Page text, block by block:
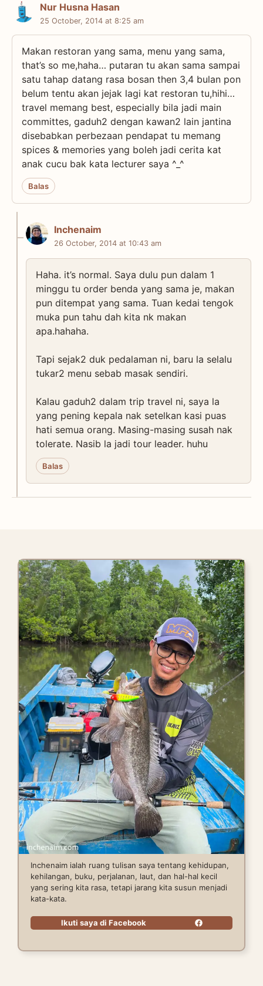
Nur Husna Hasan
25 October, 2014 at 8:25 am
Makan restoran yang sama, menu yang sama,
that’s so me,haha… putaran tu akan sama sampai
satu tahap datang rasa bosan then 3,4 bulan pon
belum tentu akan jejak lagi kat restoran tu,hihi…
travel memang best, especially bila jadi main
committes, gaduh2 dengan kawan2 lain jantina
disebabkan perbezaan pendapat tu memang
spices & memories yang boleh jadi cerita kat
anak cucu bak kata lecturer saya ^_^
Balas
Inchenaim
26 October, 2014 at 10:43 am
Haha. it’s normal. Saya dulu pun dalam 1
minggu tu order benda yang sama je, makan
pun ditempat yang sama. Tuan kedai tengok
muka pun tahu dah kita nk makan
apa.hahaha.
Tapi sejak2 duk pedalaman ni, baru la selalu
tukar2 menu sebab masak sendiri.
Kalau gaduh2 dalam trip travel ni, saya la
yang pening kepala nak setelkan kasi puas
hati semua orang. Masing-masing susah nak
tolerate. Nasib la jadi tour leader. huhu
Balas
Inchenaim ialah ruang tulisan saya tentang kehidupan,
kehilangan, buku, perjalanan, laut, dan hal-hal kecil
yang sering kita rasa, tetapi jarang kita susun menjadi
kata-kata.
Ikuti saya di Facebook